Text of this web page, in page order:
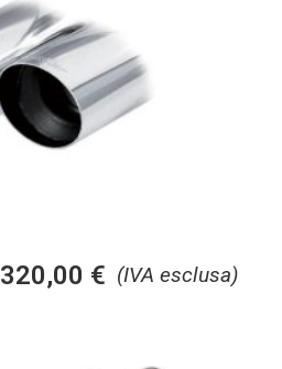
(IVA esclusa)
320,00 €